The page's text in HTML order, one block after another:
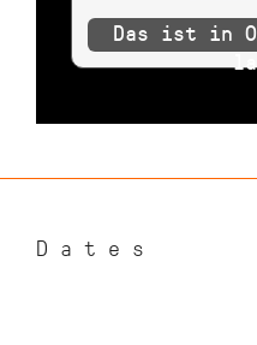
Das ist in
Dates